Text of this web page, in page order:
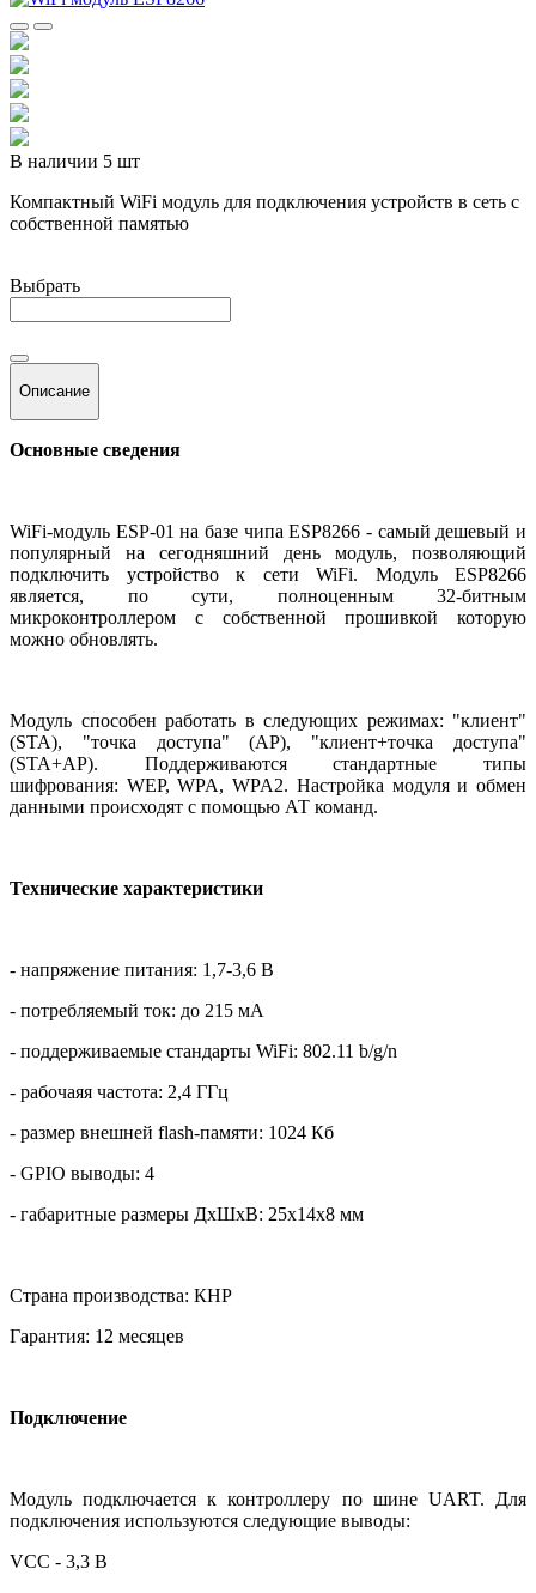
В наличии 5 шт
Компактный WiFi модуль для подключения устройств в сеть с
собственной памятью
Выбрать
Описание
Основные сведения
WiFi-модуль ESP-01 на базе чипа ESP8266 - самый дешевый и
популярный на сегодняшний день модуль, позволяющий
подключить устройство к сети WiFi. Модуль ESP8266
является, по сути, полноценным 32-битным
микроконтроллером с собственной прошивкой которую
можно обновлять.
Модуль способен работать в следующих режимах: "клиент"
(STA), "точка доступа" (AP), "клиент+точка доступа"
(STA+AP). Поддерживаются стандартные типы
шифрования: WEP, WPA, WPA2. Настройка модуля и обмен
данными происходят с помощью АТ команд.
Технические характеристики
- напряжение питания: 1,7-3,6 В
- потребляемый ток: до 215 мА
- поддерживаемые стандарты WiFi: 802.11 b/g/n
- рабочаяя частота: 2,4 ГГц
- размер внешней flash-памяти: 1024 Кб
- GPIO выводы: 4
- габаритные размеры ДхШхВ: 25х14х8 мм
Страна производства: КНР
Гарантия: 12 месяцев
Подключение
Модуль подключается к контроллеру по шине UART. Для
подключения используются следующие выводы:
VCC - 3,3 В